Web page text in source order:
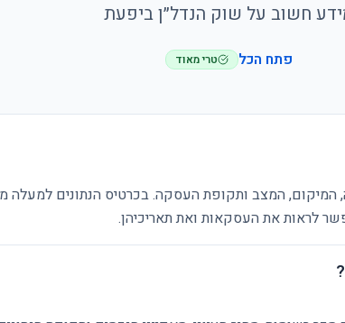
חשוב על שוק הנדל״ן ביפעת
פתח הכל טרי מאוד
המיקום, המצב ותקופת העסקה. בכרטיס הנתונים למעלה
לראות את העסקאות ואת תאריכיהן.